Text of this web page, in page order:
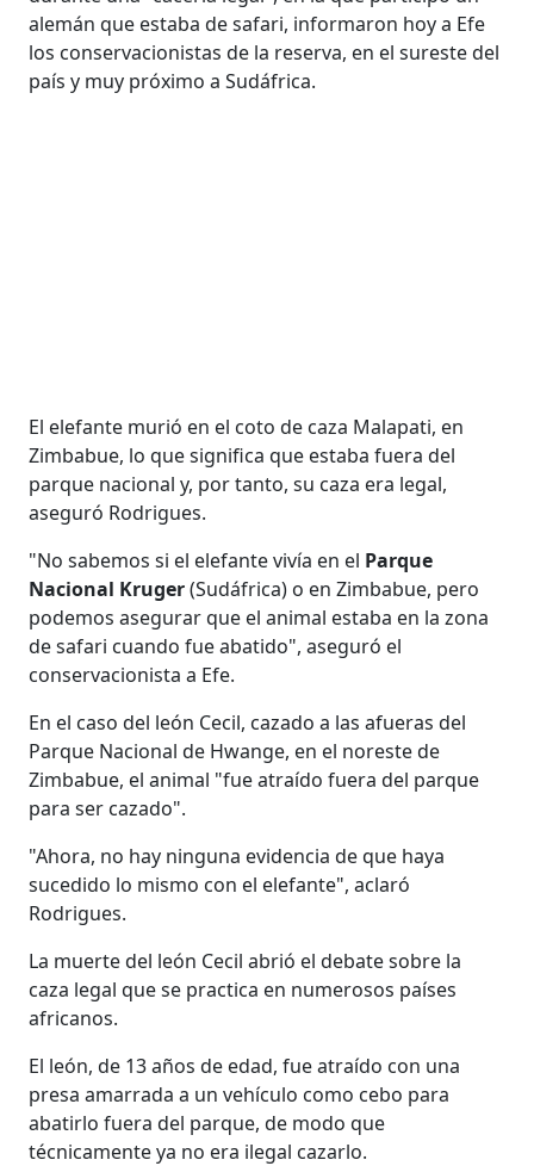
alemán que estaba de safari, informaron hoy a Efe
los conservacionistas de la reserva, en el sureste del
país y muy próximo a Sudáfrica.
El elefante murió en el coto de caza Malapati, en
Zimbabue, lo que significa que estaba fuera del
parque nacional y, por tanto, su caza era legal,
aseguró Rodrigues.
"No sabemos si el elefante vivía en el Parque
Nacional Kruger(Sudáfrica) o en Zimbabue, pero
podemos asegurar que el animal estaba en la zona
de safari cuando fue abatido", aseguró el
conservacionista a Efe.
En el caso del león Cecil, cazado a las afueras del
Parque Nacional de Hwange, en el noreste de
Zimbabue, el animal "fue atraído fuera del parque
para ser cazado".
"Ahora, no hay ninguna evidencia de que haya
sucedido lo mismo con el elefante", aclaró
Rodrigues.
La muerte del león Cecil abrió el debate sobre la
caza legal que se practica en numerosos países
africanos.
El león, de 13 años de edad, fue atraído con una
presa amarrada a un vehículo como cebo para
abatirlo fuera del parque, de modo que
técnicamente ya no era ilegal cazarlo.